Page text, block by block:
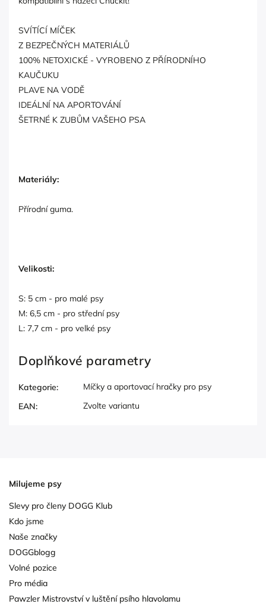
SVÍTÍCÍ MÍČEK
Z BEZPEČNÝCH MATERIÁLŮ
100% NETOXICKÉ - VYROBENO Z PŘÍRODNÍHO
KAUČUKU
PLAVE NA VODĚ
IDEÁLNÍ NA APORTOVÁNÍ
ŠETRNÉ K ZUBŮM VAŠEHO PSA
Materiály:
Přírodní guma.
Velikosti:
S: 5 cm - pro malé psy
M: 6,5 cm - pro střední psy
L: 7,7 cm - pro velké psy
Doplňkové parametry
Kategorie:
Míčky a aportovací hračky pro psy
EAN: Zvolte variantu
Milujeme psy
Slevy pro členy DOGG Klub
Kdo jsme
Naše značky
DOGGblogg
Volné pozice
Pro média
Pawzler Mistrovství v luštění psího hlavolamu